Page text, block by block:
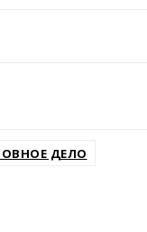
ДЕЛО